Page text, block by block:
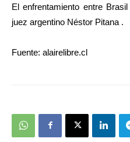
El enfrentamiento entre
juez argentino Néstor Pitana .
Fuente: alairelibre.cl